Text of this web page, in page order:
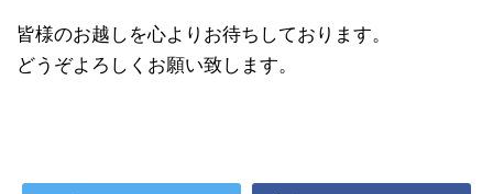
皆様のお越しを心よりお待ちしております。
どうぞよろしくお願い致します。